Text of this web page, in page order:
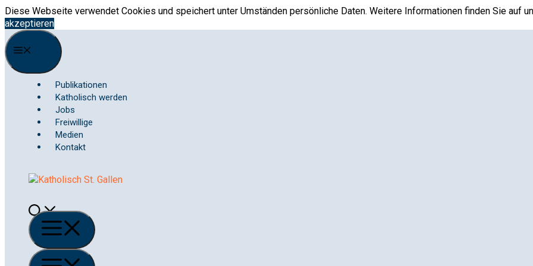
Diese Webseite verwendet Cookies und speichert unter Umständen persönliche Daten. Weitere Informationen finden Sie auf
akzeptieren
Springe
zum
Inhalt
Publikationen
Katholisch werden
Jobs
Freiwillige
Medien
Kontakt
Menü